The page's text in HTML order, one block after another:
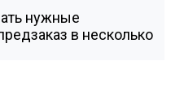
нужные
в несколько